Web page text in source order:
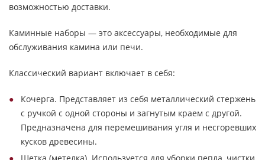
возможностью доставки.
Каминные наборы — это аксессуары, необходимые для
обслуживания камина или печи.
Классический вариант включает в себя:
Кочерга. Представляет из себя металлический стержень
с ручкой с одной стороны и загнутым краем с другой.
Предназначена для перемешивания угля и несгоревших
кусков древесины.